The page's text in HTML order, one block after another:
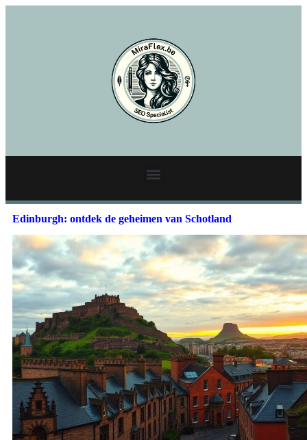
Edinburgh: ontdek de geheimen van Schotland